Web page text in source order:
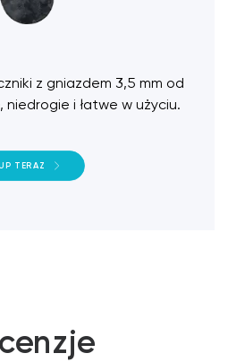
z gniazdem 3,5 mm od
niedrogie i łatwe w użyciu.
TERAZ